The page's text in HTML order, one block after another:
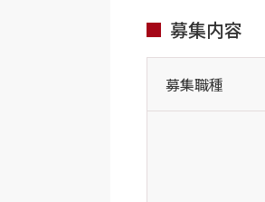
募集内容
募集職種